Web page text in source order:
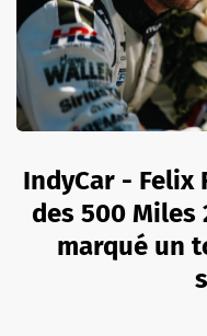
IndyCar - Felix
des 500 Miles
marqué un